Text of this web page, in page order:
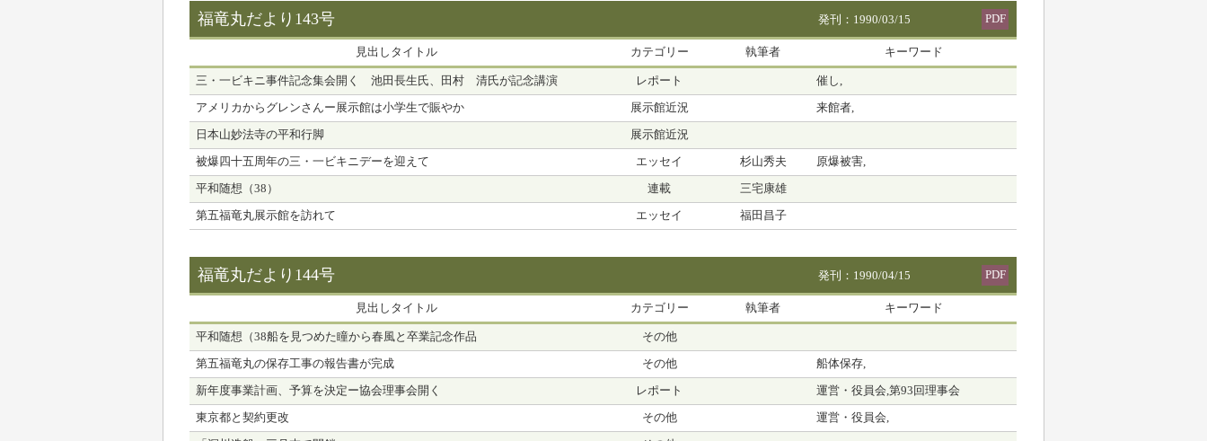
福竜丸だより143号 発刊：1990/03/15 PDF
見出しタイトル カテゴリー 執筆者 キーワード
三・一ビキニ事件記念集会開く 池田長生氏、田村 清氏が記念講演 レポート 催し,
アメリカからグレンさんー展示館は小学生で賑やか 展示館近況 来館者,
日本山妙法寺の平和行脚 展示館近況
被爆四十五周年の三・一ビキニデーを迎えて エッセイ 杉山秀夫 原爆被害,
平和随想（38） 連載 三宅康雄
第五福竜丸展示館を訪れて エッセイ 福田昌子
福竜丸だより144号 発刊：1990/04/15 PDF
見出しタイトル カテゴリー 執筆者 キーワード
平和随想（38船を見つめた瞳から春風と卒業記念作品 その他
第五福竜丸の保存工事の報告書が完成 その他 船体保存,
新年度事業計画、予算を決定ー協会理事会開く レポート 運営・役員会,第93回理事会
東京都と契約更改 その他 運営・役員会,